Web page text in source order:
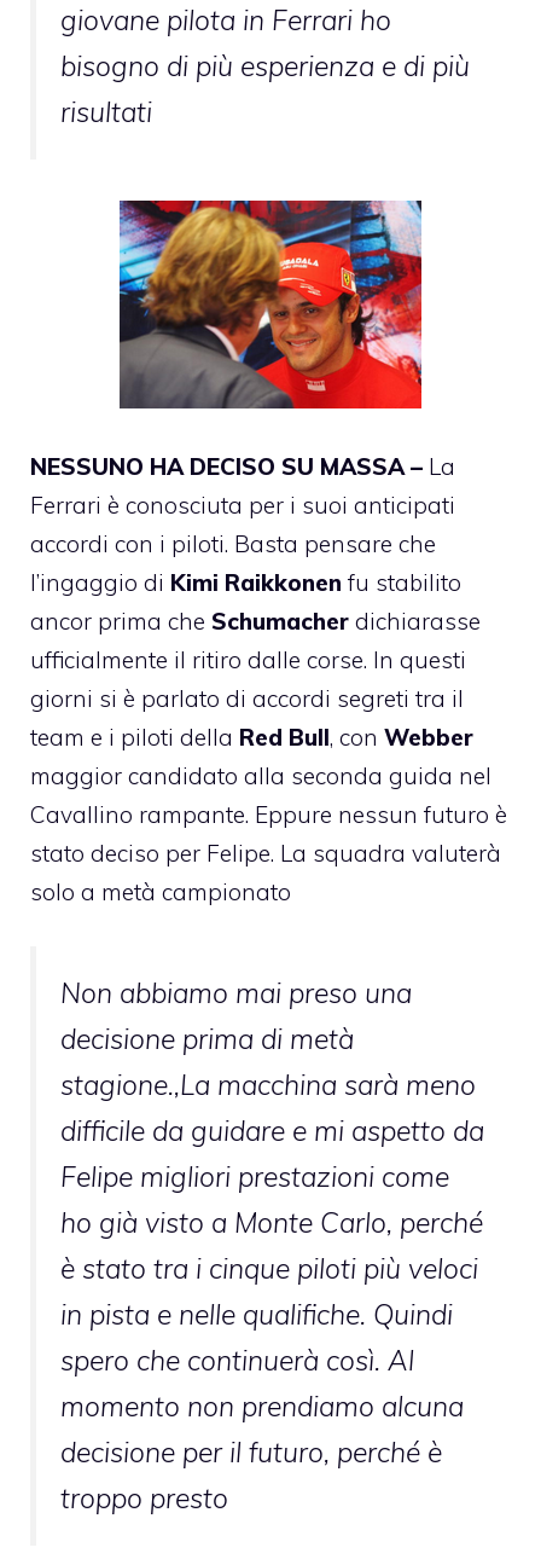
giovane pilota in Ferrari ho
bisogno di più esperienza e di più
risultati
NESSUNO HA DECISO SU MASSA – La
Ferrari è conosciuta per i suoi anticipati
accordi con i piloti. Basta pensare che
l’ingaggio di Kimi Raikkonen fu stabilito
ancor prima che Schumacher dichiarasse
ufficialmente il ritiro dalle corse. In questi
giorni si è parlato di accordi segreti tra il
team e i piloti della Red Bull, con Webber
maggior candidato alla seconda guida nel
Cavallino rampante. Eppure nessun futuro è
stato deciso per Felipe. La squadra valuterà
solo a metà campionato
Non abbiamo mai preso una
decisione prima di metà
stagione.,La macchina sarà meno
difficile da guidare e mi aspetto da
Felipe migliori prestazioni come
ho già visto a Monte Carlo, perché
è stato tra i cinque piloti più veloci
in pista e nelle qualifiche. Quindi
spero che continuerà così. Al
momento non prendiamo alcuna
decisione per il futuro, perché è
troppo presto